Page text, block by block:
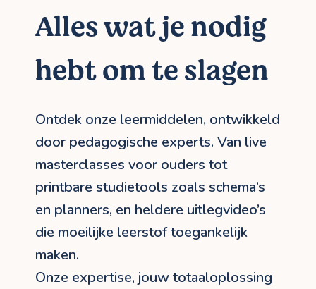
Alles wat je nodig
hebt om te slagen
Ontdek onze leermiddelen, ontwikkeld
door pedagogische experts. Van live
masterclasses voor ouders tot
printbare studietools zoals schema’s
en planners, en heldere uitlegvideo’s
die moeilijke leerstof toegankelijk
maken.
Onze expertise, jouw totaaloplossing